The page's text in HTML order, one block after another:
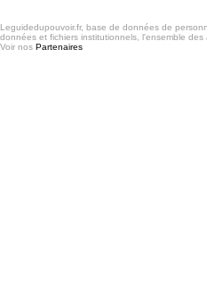
Leguidedupouvoir.fr, base de données de
données et fichiers institutionnels, l'ensemble
Voir nos Partenaires